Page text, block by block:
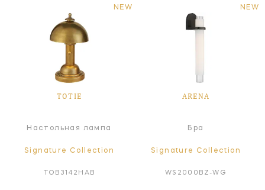
NEW
TOTIE
Настольная лампа
Signature Collection
TOB3142HAB
NEW
ARENA
Бра
Signature Collection
WS2000BZ-WG